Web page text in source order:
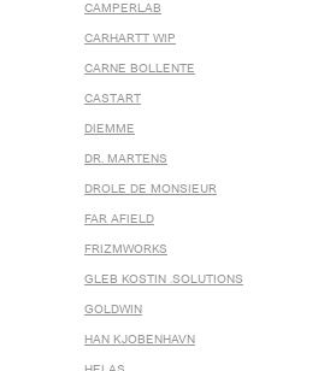
CAMPERLAB
CARHARTT WIP
CARNE BOLLENTE
CASTART
DIEMME
DR. MARTENS
DROLE DE MONSIEUR
FAR AFIELD
FRIZMWORKS
GLEB KOSTIN .SOLUTIONS
GOLDWIN
HAN KJOBENHAVN